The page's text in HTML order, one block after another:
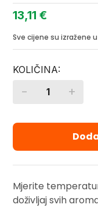
13,11€
Sve cijene su izražene
Quantity
- +
Mjerite
doživljaj svih